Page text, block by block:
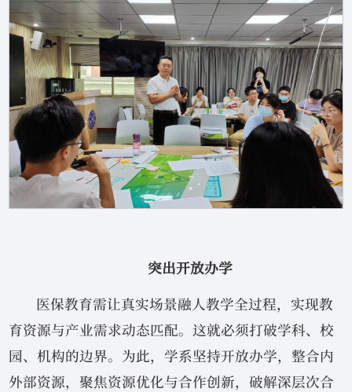
突出开放办学
医保教育需让真实场景融人教学全过程，实现教
育资源与产业需求动态匹配。这就必须打破学科、校
园、机构的边界。为此，学系坚持开放办学，整合内
外部资源，聚焦资源优化与合作创新，破解深层次合